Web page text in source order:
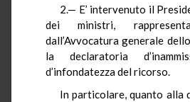
2.— E’ intervenuto il
dei ministri,
dall’Avvocatura generale
la declaratoria
d’infondatezza del ricorso.
In particolare, quanto alla